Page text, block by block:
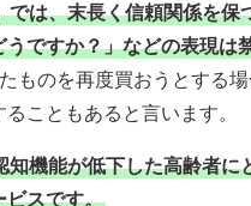
では、末長く信頼関係を保
うですか？」などの表現は
ものを再度買おうとする
こともあると言います。
知機能が低下した高齢者に
ビスです。